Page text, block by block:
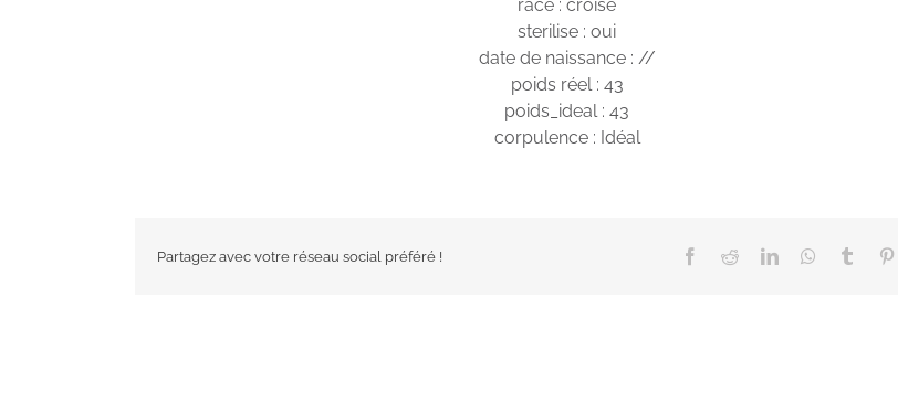
race : croisé
sterilise : oui
date de naissance : //
poids réel : 43
poids_ideal : 43
corpulence : Idéal
Partagez avec votre réseau social préféré ! Facebook
RedditLinkedInWhatsApp
Tumblr